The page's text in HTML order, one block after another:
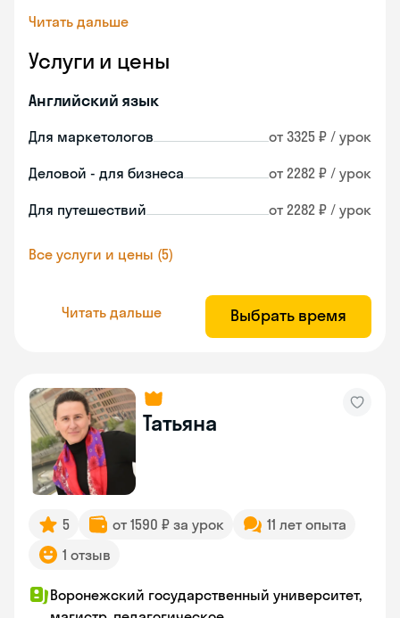
Читать дальше
Услуги и цены
Английский язык
Для маркетологов от 3325 ₽ / урок
Деловой - для бизнеса от 2282 ₽ / урок
Для путешествий от 2282 ₽ / урок
Все услуги и цены (5)
Читать дальше Выбрать время
Татьяна
5 от 1590 ₽ за урок
11 лет опыта
1 отзыв
Воронежский государственный университет,